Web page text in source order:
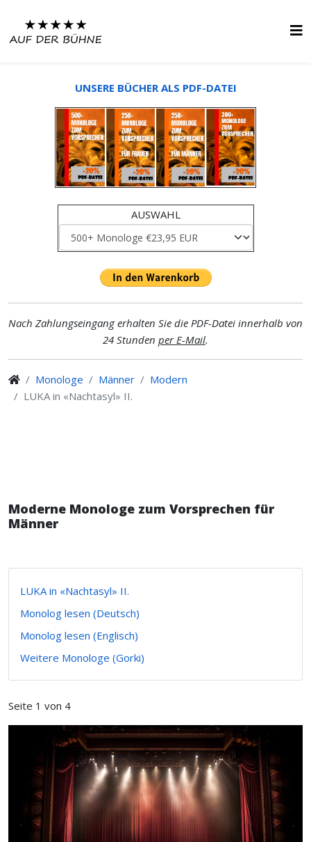
UNSERE BÜCHER ALS PDF-DATEI
AUSWAHL
Nach Zahlungseingang erhalten Sie die PDF-Datei innerhalb von
24 Stunden per E-Mail.
Monologe Männer
Modern
LUKA in «Nachtasyl» II.
Moderne Monologe zum Vorsprechen für
Männer
LUKA in «Nachtasyl» II.
Monolog lesen (Deutsch)
Monolog lesen (Englisch)
Weitere Monologe (Gorki)
Seite 1 von 4